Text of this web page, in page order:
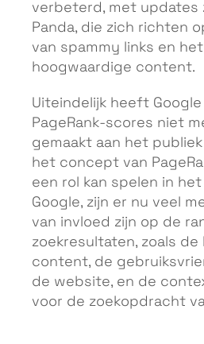
verbeterd, met updates
Panda, die zich richten
van spammy links en
hoogwaardige content.
Uiteindelijk heeft
PageRank-scores niet
gemaakt aan het publiek
het concept van
een rol kan spelen in
Google, zijn er nu veel
van invloed zijn op de
zoekresultaten, zoals
content, de
de website, en de
voor de zoekopdracht